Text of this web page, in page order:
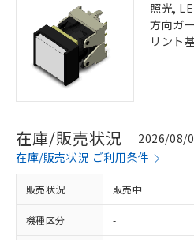
照光,
方向ガ
リント
在庫/販売状況
2026/08/
在庫/販売状況 ご利用条件
販売状況 販売中
機種区分 -